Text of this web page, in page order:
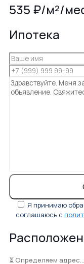
535 ₽/м²/
Ипотека
Я принимаю
соглашаюсь с
⏳ Определяем адрес...